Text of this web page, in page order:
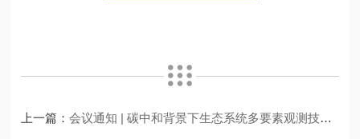
上一篇：会议通知 | 碳中和背景下生态系统多要素观测技术学术交流会